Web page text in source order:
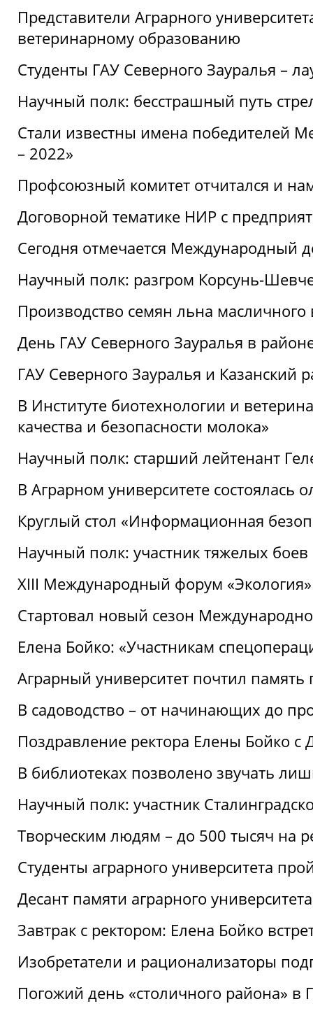
Представители Аграрного
ветеринарному образованию
Студенты ГАУ Северного Зауралья –
Научный полк: бесстрашный путь
Стали известны имена победителей
– 2022»
Профсоюзный комитет отчитался и
Договорной тематике НИР с
Сегодня отмечается Международный
Научный полк: разгром Корсунь-
Производство семян льна
День ГАУ Северного Зауралья в
ГАУ Северного Зауралья и Казанский
В Институте биотехнологии и
качества и безопасности молока»
Научный полк: старший лейтенант
В Аграрном университете состоялась
Круглый стол «Информационная
Научный полк: участник тяжелых
XIII Международный форум
Стартовал новый сезон
Елена Бойко: «Участникам
Аграрный университет почтил
В садоводство – от начинающих до
Поздравление ректора Елены Бойко
В библиотеках позволено звучать
Научный полк: участник
Творческим людям – до 500 тысяч на
Студенты аграрного университета
Десант памяти аграрного
Завтрак с ректором: Елена Бойко
Изобретатели и рационализаторы
Погожий день «столичного района» в